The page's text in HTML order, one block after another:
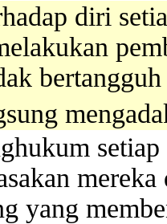
diri
yang